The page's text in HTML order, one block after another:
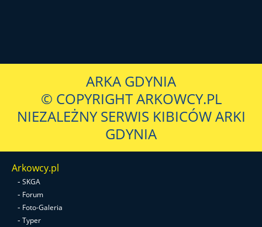
ARKA GDYNIA
© COPYRIGHT ARKOWCY.PL
NIEZALEŻNY SERWIS KIBICÓW ARKI
GDYNIA
Arkowcy.pl
- SKGA
- Forum
- Foto-Galeria
- Typer